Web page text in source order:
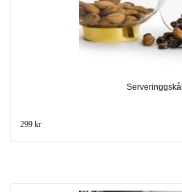
Serveringgskål
299 kr